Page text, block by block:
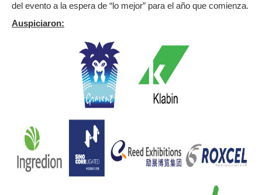
del evento a la espera de “lo mejor” para el año que comienza.
Auspiciaron: